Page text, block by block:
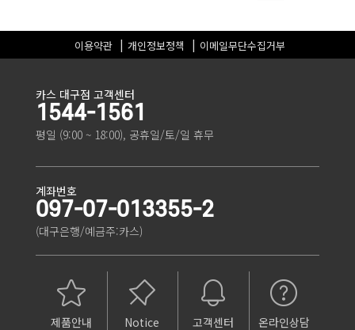
이용약관 개인정보정책 이메일무단수집거부
카스 대구점 고객센터
1544-1561
평일 (9:00 ~ 18:00), 공휴일/토/일 휴무
계좌번호
097-07-013355-2
(대구은행/예금주:카스)
제품안내 Notice 고객센터 온라인상담